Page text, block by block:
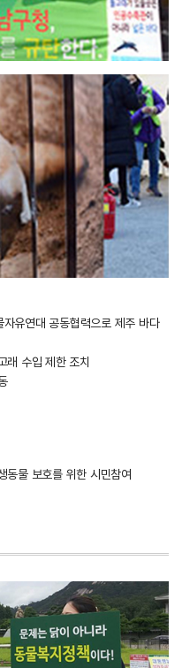
유연대 공동협력으로 제주 바다
래 수입 제한 조치
동물 보호를 위한 시민참여